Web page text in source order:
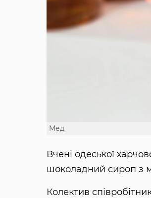
Мед
Вчені одеської
шоколадний сироп з
Колектив